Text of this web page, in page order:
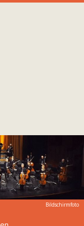
Bildschirmfoto